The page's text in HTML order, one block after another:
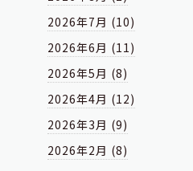
2026年7月 (10)
2026年6月 (11)
2026年5月 (8)
2026年4月 (12)
2026年3月 (9)
2026年2月 (8)